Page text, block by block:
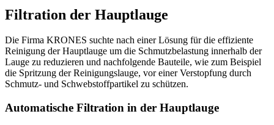
Filtration der Hauptlauge
Die Firma KRONES suchte nach einer Lösung für die effiziente
Reinigung der Hauptlauge um die Schmutzbelastung innerhalb der
Lauge zu reduzieren und nachfolgende Bauteile, wie zum Beispiel
die Spritzung der Reinigungslauge, vor einer Verstopfung durch
Schmutz- und Schwebstoffpartikel zu schützen.
Automatische Filtration in der Hauptlauge